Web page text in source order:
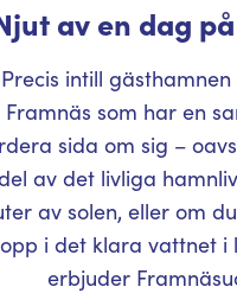
av en dag
Precis intill
Framnäs som har en
sida om sig –
av det livliga
av solen, eller om
i det klara vattnet i
erbjuder